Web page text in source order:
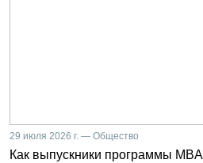
29 июля 2026 г. — Общество
Как выпускники программы